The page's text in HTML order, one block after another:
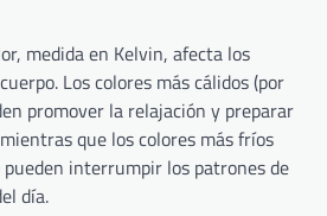
medida en Kelvin, afecta los
Los colores más cálidos (por
promover la relajación y preparar
que los colores más fríos
interrumpir los patrones de
día.